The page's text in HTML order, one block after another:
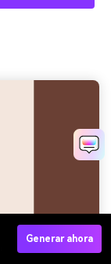
Generar ahora